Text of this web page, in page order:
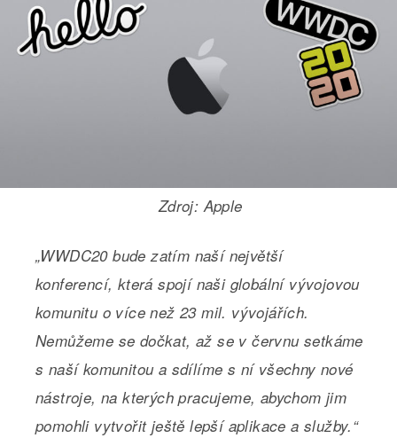
Zdroj: Apple
„WWDC20 bude zatím naší největší
konferencí, která spojí naši globální vývojovou
komunitu o více než 23 mil. vývojářích.
Nemůžeme se dočkat, až se v červnu setkáme
s naší komunitou a sdílíme s ní všechny nové
nástroje, na kterých pracujeme, abychom jim
pomohli vytvořit ještě lepší aplikace a služby.“